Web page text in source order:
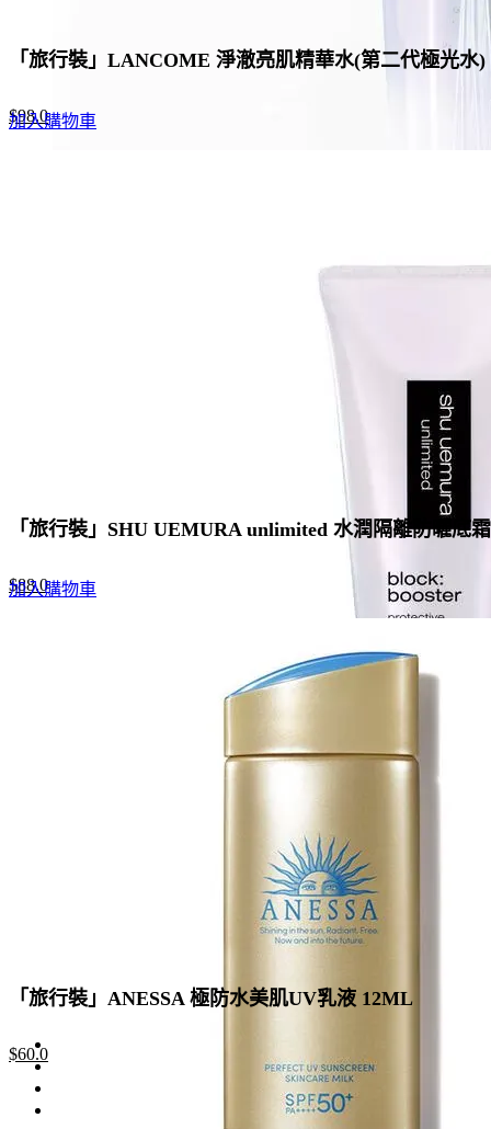
「旅行裝」LANCOME 淨澈亮肌精華水(第二代極光水
Original
$98.0Current
加入購物車
「旅行裝」SHU UEMURA unlimited 水潤隔離防曬底
Original
$88.0Current
加入購物車
「旅行裝」ANESSA 極防水美肌UV乳液 12ML
Original
price
was:
$88.0.
$60.0Current